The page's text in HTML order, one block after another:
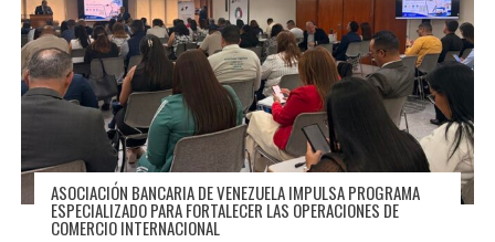
ASOCIACIÓN BANCARIA DE VENEZUELA IMPULSA PROGRAMA
ESPECIALIZADO PARA FORTALECER LAS OPERACIONES DE
COMERCIO INTERNACIONAL